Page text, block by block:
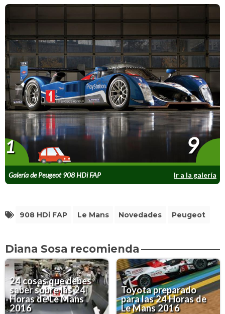
Galería de Peugeot 908 HDi FAP Ir a la galería
1 9
908 HDi FAP Le Mans Novedades Peugeot
Diana Sosa recomienda
24 cosas que debes
saber sobre las 24
Horas de Le Mans
2016
Toyota preparado
para las 24 Horas de
Le Mans 2016